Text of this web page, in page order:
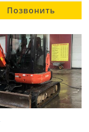
Позвонить